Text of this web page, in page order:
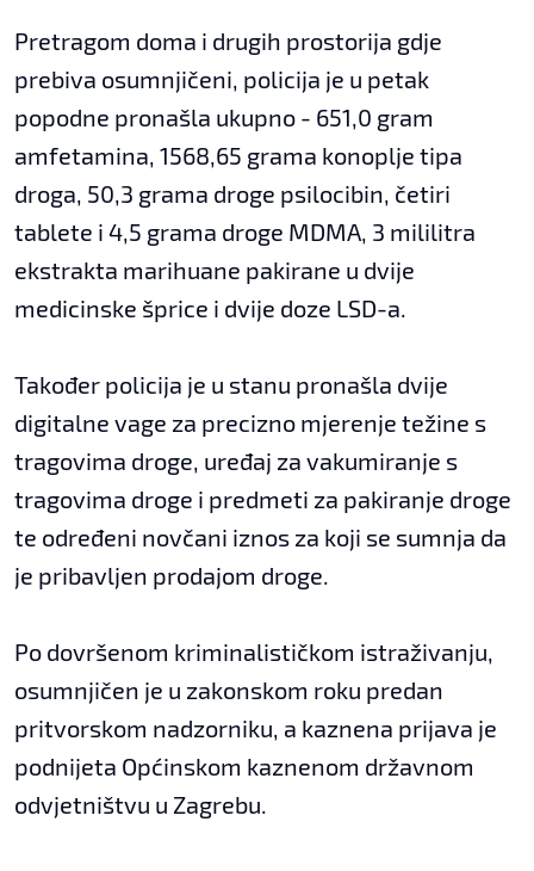
Pretragom doma i drugih prostorija gdje
prebiva osumnjičeni, policija je u petak
popodne pronašla ukupno - 651,0 gram
amfetamina, 1568,65 grama konoplje tipa
droga, 50,3 grama droge psilocibin, četiri
tablete i 4,5 grama droge MDMA, 3 mililitra
ekstrakta marihuane pakirane u dvije
medicinske šprice i dvije doze LSD-a.
Također policija je u stanu pronašla dvije
digitalne vage za precizno mjerenje težine s
tragovima droge, uređaj za vakumiranje s
tragovima droge i predmeti za pakiranje droge
te određeni novčani iznos za koji se sumnja da
je pribavljen prodajom droge.
Po dovršenom kriminalističkom istraživanju,
osumnjičen je u zakonskom roku predan
pritvorskom nadzorniku, a kaznena prijava je
podnijeta Općinskom kaznenom državnom
odvjetništvu u Zagrebu.